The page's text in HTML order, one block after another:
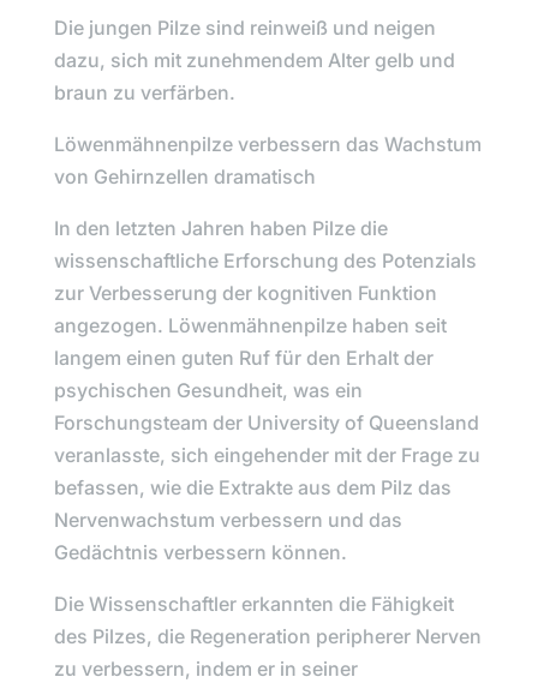
Die jungen Pilze sind reinweiß und neigen
dazu, sich mit zunehmendem Alter gelb und
braun zu verfärben.
Löwenmähnenpilze verbessern das Wachstum
von Gehirnzellen dramatisch
In den letzten Jahren haben Pilze die
wissenschaftliche Erforschung des Potenzials
zur Verbesserung der kognitiven Funktion
angezogen. Löwenmähnenpilze haben seit
langem einen guten Ruf für den Erhalt der
psychischen Gesundheit, was ein
Forschungsteam der University of Queensland
veranlasste, sich eingehender mit der Frage zu
befassen, wie die Extrakte aus dem Pilz das
Nervenwachstum verbessern und das
Gedächtnis verbessern können.
Die Wissenschaftler erkannten die Fähigkeit
des Pilzes, die Regeneration peripherer Nerven
zu verbessern, indem er in seiner